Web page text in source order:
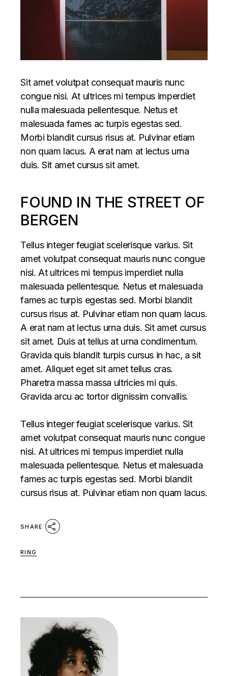
Sit amet volutpat consequat mauris nunc
congue nisi. At ultrices mi tempus imperdiet
nulla malesuada pellentesque. Netus et
malesuada fames ac turpis egestas sed.
Morbi blandit cursus risus at. Pulvinar etiam
non quam lacus. A erat nam at lectus urna
duis. Sit amet cursus sit amet.
FOUND IN THE STREET OF
BERGEN
Tellus integer feugiat scelerisque varius. Sit
amet volutpat consequat mauris nunc congue
nisi. At ultrices mi tempus imperdiet nulla
malesuada pellentesque. Netus et malesuada
fames ac turpis egestas sed. Morbi blandit
cursus risus at. Pulvinar etiam non quam lacus.
A erat nam at lectus urna duis. Sit amet cursus
sit amet. Duis at tellus at urna condimentum.
Gravida quis blandit turpis cursus in hac, a sit
amet. Aliquet eget sit amet tellus cras.
Pharetra massa massa ultricies mi quis.
Gravida arcu ac tortor dignissim convallis.
Tellus integer feugiat scelerisque varius. Sit
amet volutpat consequat mauris nunc congue
nisi. At ultrices mi tempus imperdiet nulla
malesuada pellentesque. Netus et malesuada
fames ac turpis egestas sed. Morbi blandit
cursus risus at. Pulvinar etiam non quam lacus.
SHARE
RING